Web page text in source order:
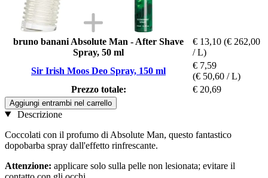
bruno banani Absolute Man - After Shave
Spray, 50 ml
€ 13,10 (€ 262,00
/ L)
Sir Irish Moos Deo Spray, 150 ml
€ 7,59
(€ 50,60 / L)
Prezzo totale:
€ 20,69
Aggiungi entrambi nel carrello
Descrizione
Coccolati con il profumo di Absolute Man, questo fantastico
dopobarba spray dall'effetto rinfrescante.
Attenzione: applicare solo sulla pelle non lesionata; evitare il